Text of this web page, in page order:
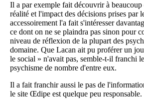
Il a par exemple fait découvrir à beaucoup
réalité et l'impact des décisions prises par
accessoirement l'a fait s'intéresser
ce dont on ne se plaindra pas sinon pour
niveau de réflexion de la plupart des
domaine. Que Lacan ait pu proférer un
le social » n'avait pas, semble-t-il franchi
psychisme de nombre d'entre eux.
Il a fait franchir aussi le pas de
le site Œdipe est quelque peu responsable.